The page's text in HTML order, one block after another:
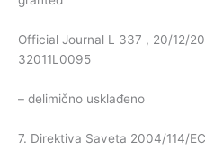
Official Journal L 337 , 20/12/
32011L0095
– delimično usklađeno
7. Direktiva Saveta 2004/114/